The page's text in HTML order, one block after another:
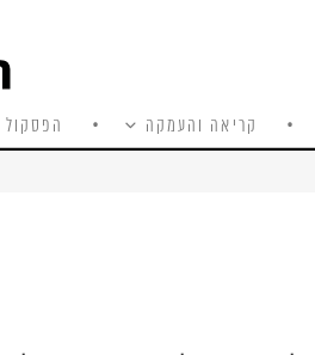
קריאה והעמקה הפסקול